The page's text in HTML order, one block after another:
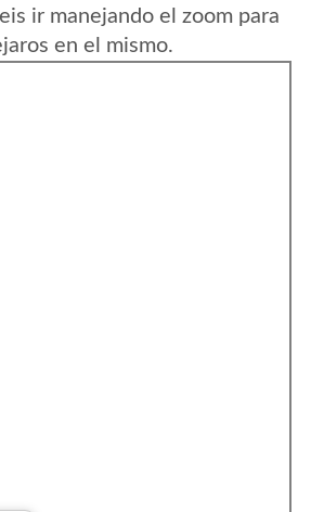
ir manejando el zoom para
en el mismo.